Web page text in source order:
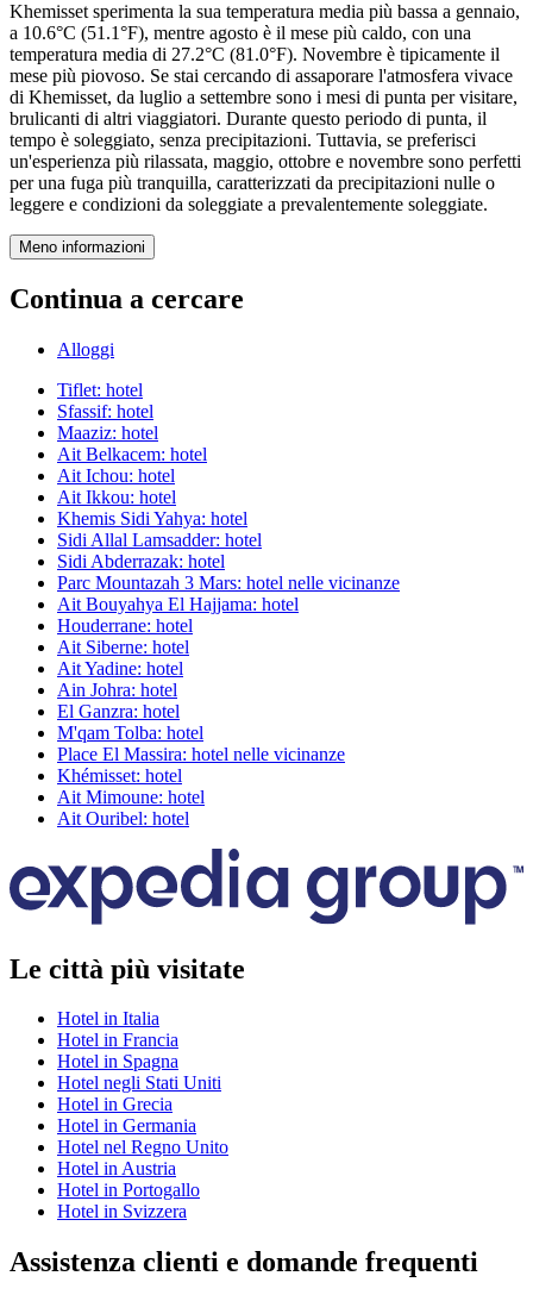
Khemisset sperimenta la sua temperatura media più bassa a gennaio,
a 10.6°C (51.1°F), mentre agosto è il mese più caldo, con una
temperatura media di 27.2°C (81.0°F). Novembre è tipicamente il
mese più piovoso. Se stai cercando di assaporare l'atmosfera vivace
di Khemisset, da luglio a settembre sono i mesi di punta per visitare,
brulicanti di altri viaggiatori. Durante questo periodo di punta, il
tempo è soleggiato, senza precipitazioni. Tuttavia, se preferisci
un'esperienza più rilassata, maggio, ottobre e novembre sono perfetti
per una fuga più tranquilla, caratterizzati da precipitazioni nulle o
leggere e condizioni da soleggiate a prevalentemente soleggiate.
Meno informazioni
Continua a cercare
Alloggi
Tiflet: hotel
Sfassif: hotel
Maaziz: hotel
Ait Belkacem: hotel
Ait Ichou: hotel
Ait Ikkou: hotel
Khemis Sidi Yahya: hotel
Sidi Allal Lamsadder: hotel
Sidi Abderrazak: hotel
Parc Mountazah 3 Mars: hotel nelle vicinanze
Ait Bouyahya El Hajjama: hotel
Houderrane: hotel
Ait Siberne: hotel
Ait Yadine: hotel
Ain Johra: hotel
El Ganzra: hotel
M'qam Tolba: hotel
Place El Massira: hotel nelle vicinanze
Khémisset: hotel
Ait Mimoune: hotel
Ait Ouribel: hotel
Le città più visitate
Hotel in Italia
Hotel in Francia
Hotel in Spagna
Hotel negli Stati Uniti
Hotel in Grecia
Hotel in Germania
Hotel nel Regno Unito
Hotel in Austria
Hotel in Portogallo
Hotel in Svizzera
Assistenza clienti e domande frequenti